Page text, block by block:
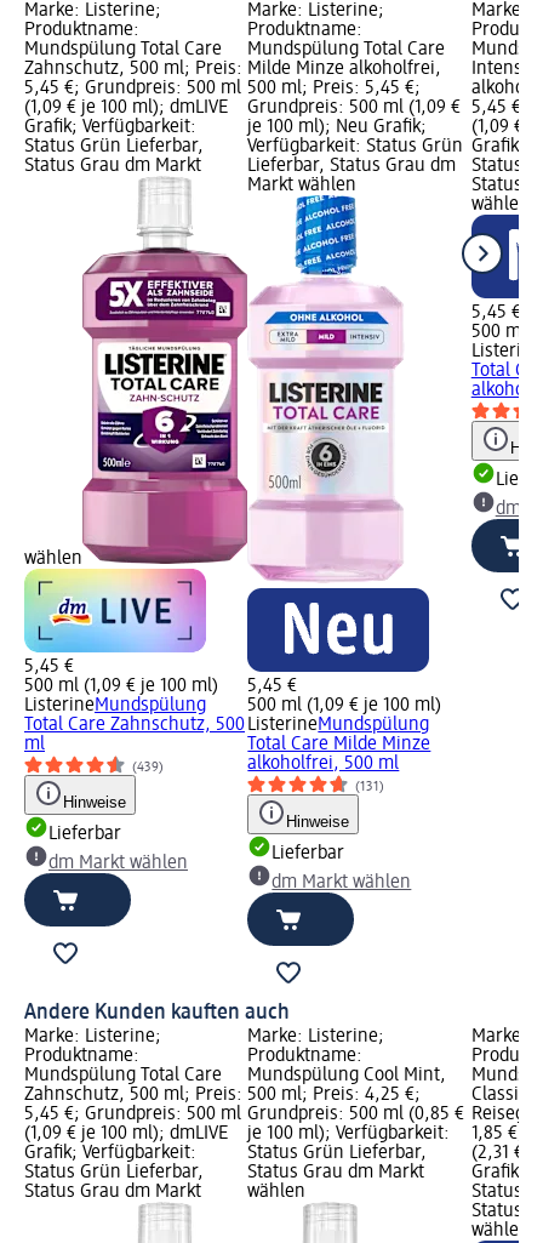
Marke: Listerine;
Produktname:
Mundspülung Total Care
Zahnschutz, 500 ml; Preis:
5,45 €; Grundpreis: 500 ml
(1,09 € je 100 ml); dmLIVE
Grafik; Verfügbarkeit:
Status Grün Lieferbar,
Status Grau dm Markt
wählen
5,45 €
500 ml (1,09 € je 100 ml)
ListerineMundspülung
Total Care Zahnschutz, 500
ml
(439)
Hinweise
Lieferbar
dm Markt wählen
Marke: Listerine;
Produktname:
Mundspülung Total Care
Milde Minze alkoholfrei,
500 ml; Preis: 5,45 €;
Grundpreis: 500 ml (1,09 €
je 100 ml); Neu Grafik;
Verfügbarkeit: Status Grün
Lieferbar, Status Grau dm
Markt wählen
5,45 €
500 ml (1,09 € je 100 ml)
ListerineMundspülung
Total Care Milde Minze
alkoholfrei, 500 ml
(131)
Hinweise
Lieferbar
dm Markt wählen
Marke:
5,45 €;
(1,09 €
Grafik;
Status
Status
wählen
5,45 €
500 ml
Listerine
Total
dm
Andere Kunden kauften auch
Marke: Listerine;
Produktname:
Mundspülung Total Care
Zahnschutz, 500 ml; Preis:
5,45 €; Grundpreis: 500 ml
(1,09 € je 100 ml); dmLIVE
Grafik; Verfügbarkeit:
Status Grün Lieferbar,
Status Grau dm Markt
Marke: Listerine;
Produktname:
Mundspülung Cool Mint,
500 ml; Preis: 4,25 €;
Grundpreis: 500 ml (0,85 €
je 100 ml); Verfügbarkeit:
Status Grün Lieferbar,
Status Grau dm Markt
wählen
Marke:
Classic
1,85 €;
(2,31 €
Grafik;
Status
Status
wählen